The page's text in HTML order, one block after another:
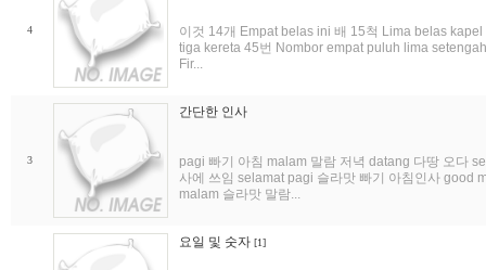
4
이것 14개 Empat belas ini 배 15척 Lima belas
tiga kereta 45번 Nombor empat puluh lima
Fir...
3
간단한 인사
pagi 빠기 아침 malam 말람 저녁 datang 다땅 오다
사에 쓰임 selamat pagi 슬라맛 빠기 아침인사 good
malam 슬라맛 말람...
요일 및 숫자 [1]